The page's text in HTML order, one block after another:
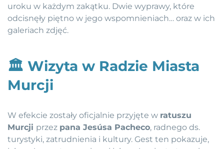
uroku w każdym zakątku. Dwie wyprawy, które
odcisnęły piętno w jego wspomnieniach… oraz w ich
galeriach zdjęć.
🏛️ Wizyta w Radzie Miasta
Murcji
W efekcie zostały oficjalnie przyjęte w ratuszu
Murcji przez pana Jesúsa Pacheco, radnego ds.
turystyki, zatrudnienia i kultury. Gest ten pokazuje,